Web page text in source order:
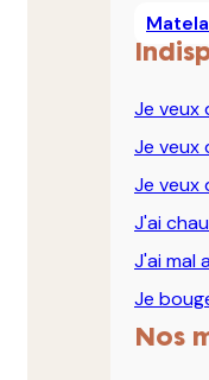
Je veux
Je veux
Je veux
J'ai
J'ai mal
Je
Nos